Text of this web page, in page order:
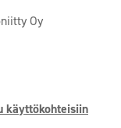
Oy
käyttökohteisiin